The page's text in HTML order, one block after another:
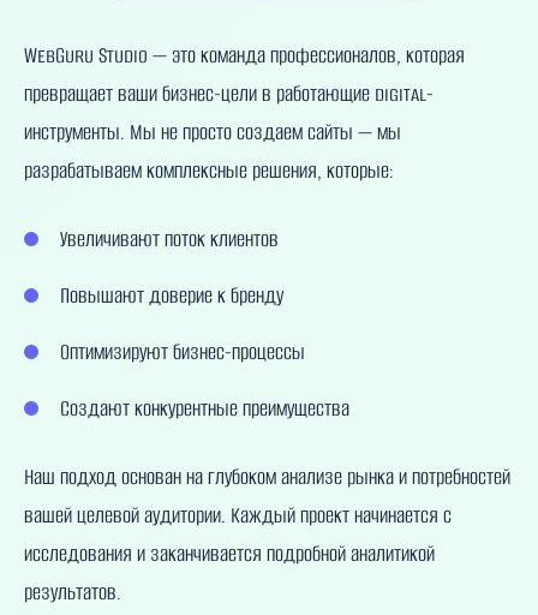
WebGuru Studio — это команда профессионалов, которая
превращает ваши бизнес-цели в работающие digital-
инструменты. Мы не просто создаем сайты — мы
разрабатываем комплексные решения, которые:
Увеличивают поток клиентов
Повышают доверие к бренду
Оптимизируют бизнес-процессы
Создают конкурентные преимущества
Наш подход основан на глубоком анализе рынка и потребностей
вашей целевой аудитории. Каждый проект начинается с
исследования и заканчивается подробной аналитикой
результатов.